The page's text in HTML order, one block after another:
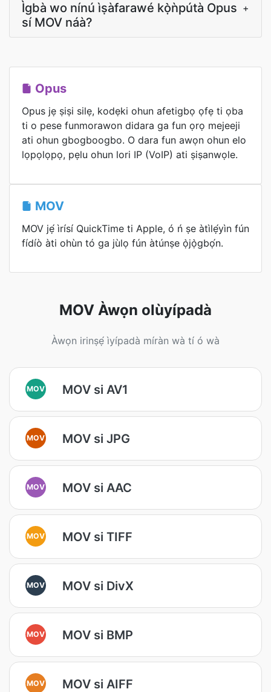
Ìgbà wo nínú ìṣàfarawé kọ̀ǹpútà Opus
sí MOV náà?
+
Opus
Opus jẹ ṣiṣi silẹ, kodẹki ohun afetigbọ ọfẹ ti ọba
ti o pese funmorawon didara ga fun ọrọ mejeeji
ati ohun gbogboogbo. O dara fun awọn ohun elo
lọpọlọpọ, pẹlu ohun lori IP (VoIP) ati ṣiṣanwọle.
MOV
MOV jẹ́ ìrísí QuickTime ti Apple, ó ń ṣe àtìlẹ́yìn fún
fídíò àti ohùn tó ga jùlọ fún àtúnṣe ọ̀jọ̀gbọ́n.
MOV Àwọn olùyípadà
Àwọn irinṣẹ́ ìyípadà míràn wà tí ó wà
MOV MOV si AV1
MOV MOV si JPG
MOV MOV si AAC
MOV MOV si TIFF
MOV MOV si DivX
MOV MOV si BMP
MOV MOV si AIFF